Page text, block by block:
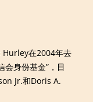
Hurley在2004年去
身份基金”，目
Jr.和Doris A.